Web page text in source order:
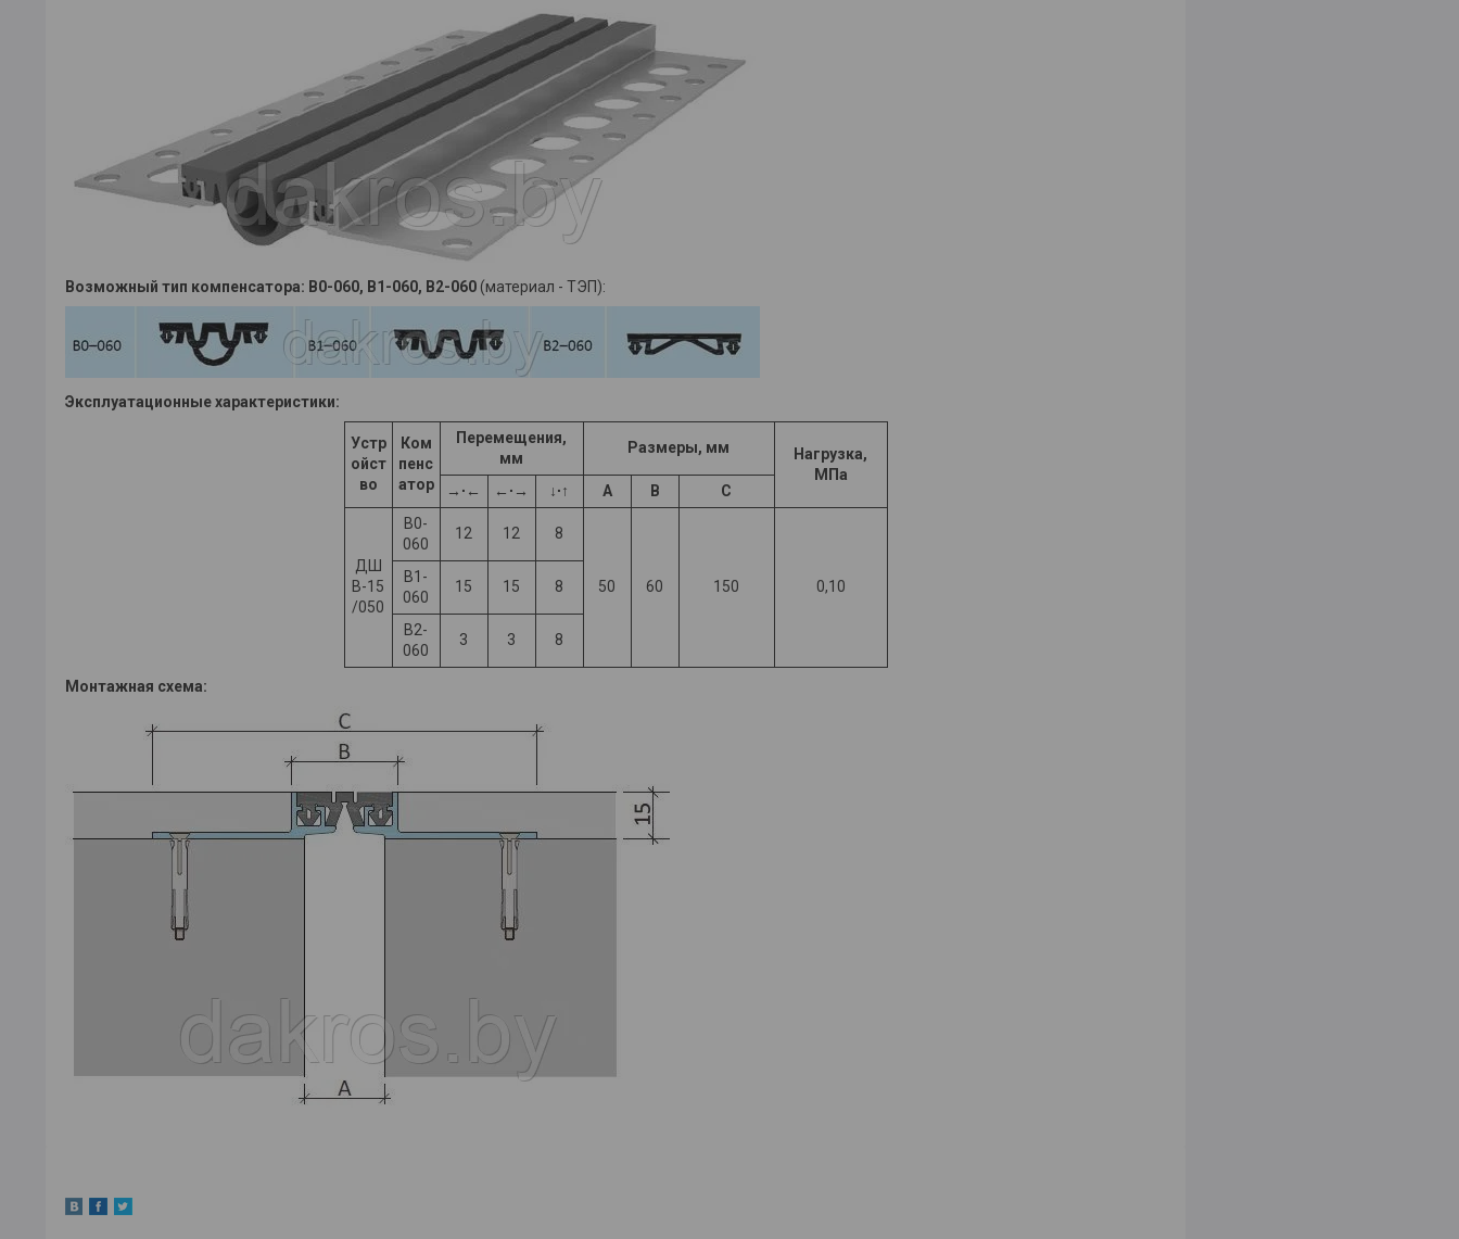
Возможный тип компенсатора: В0-060, В1-060, В2-060 (материал - ТЭП):
Эксплуатационные характеристики:
Устр
ойст
во
Ком
пенс
атор
Перемещения,
мм
Размеры, мм
Нагрузка,
МПа
→∙←
←∙→ ↓∙↑ A B C
ДШ
В-15
/050
В0-
060
12 12 8
50 60 150 0,10
В1-
060
15 15 8
В2-
060
3 3 8
Монтажная схема: